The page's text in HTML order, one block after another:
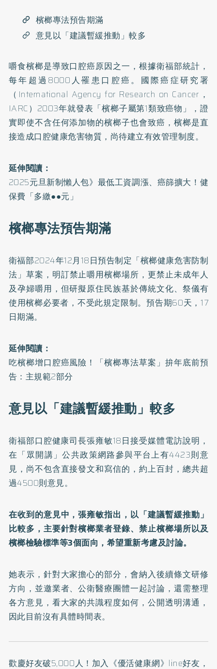
檳榔專法預告期滿
意見以「建議暫緩推動」較多
嚼食檳榔是導致口腔癌原因之一，根據衛福部統計，
每年超過8000人罹患口腔癌。國際癌症研究署
（International Agency for Research on Cancer，
IARC）2003年就發表「檳榔子屬第1類致癌物」，證
實即使不含任何添加物的檳榔子也會致癌，檳榔是直
接造成口腔健康危害物質，尚待建立有效管理制度。
延伸閱讀：
2025元旦新制懶人包》最低工資調漲、癌篩擴大！健
保費「多繳●●元」
檳榔專法預告期滿
衛福部2024年12月18日預告制定「檳榔健康危害防制
法」草案，明訂禁止嚼用檳榔場所，更禁止未成年人
及孕婦嚼用，但研擬原住民族基於傳統文化、祭儀有
使用檳榔必要者，不受此規定限制。預告期60天，17
日期滿。
延伸閱讀：
吃檳榔增口腔癌風險！「檳榔專法草案」拚年底前預
告：主規範2部分
意見以「建議暫緩推動」較多
衛福部口腔健康司長張雍敏18日接受媒體電訪說明，
在「眾開講」公共政策網路參與平台上有4423則意
見，尚不包含直接發文和寫信的，約上百封，總共超
過4500則意見。
在收到的意見中，張雍敏指出，以「建議暫緩推動」
比較多，主要針對檳榔業者登錄、禁止檳榔場所以及
檳榔檢驗標準等3個面向，希望重新考慮及討論。
她表示，針對大家擔心的部分，會納入後續條文研修
方向，並邀業者、公衛醫療團體一起討論，還需整理
各方意見，看大家的共識程度如何，公開透明溝通，
因此目前沒有具體時間表。
歡慶好友破5,000人！加入 《優活健康網》line好友 ，